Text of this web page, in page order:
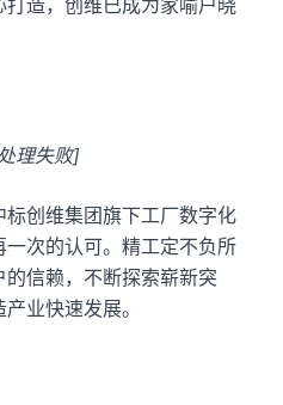
造，创维已成为家喻户晓
理失败]
创维集团旗下工厂数字化
次的认可。精工定不负所
信赖，不断探索崭新突
业快速发展。